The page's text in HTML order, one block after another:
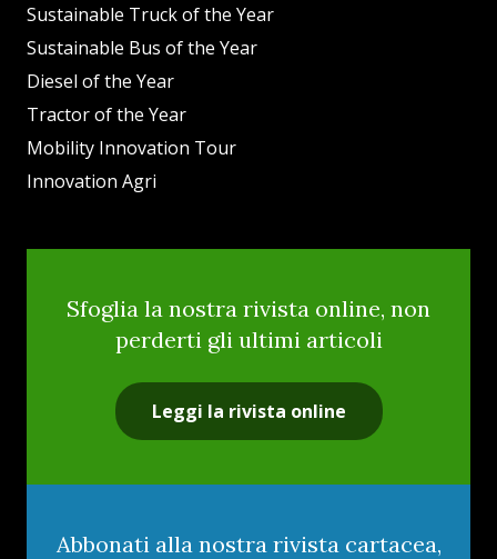
Sustainable Truck of the Year
Sustainable Bus of the Year
Diesel of the Year
Tractor of the Year
Mobility Innovation Tour
Innovation Agri
Sfoglia la nostra rivista online, non
perderti gli ultimi articoli
Leggi la rivista online
Abbonati alla nostra rivista cartacea,